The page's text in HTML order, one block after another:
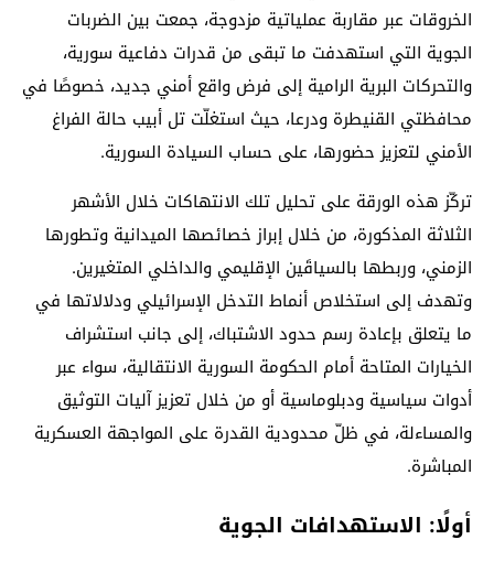
الخروقات عبر مقاربة عملياتية مزدوجة، جمعت بين الضربات
الجوية التي استهدفت ما تبقى من قدرات دفاعية سورية،
والتحركات البرية الرامية إلى فرض واقع أمني جديد، خصوصًا في
محافظتي القنيطرة ودرعا، حيث استغلّت تل أبيب حالة الفراغ
الأمني لتعزيز حضورها، على حساب السيادة السورية.
تركّز هذه الورقة على تحليل تلك الانتهاكات خلال الأشهر
الثلاثة المذكورة، من خلال إبراز خصائصها الميدانية وتطورها
الزمني، وربطها بالسياقَين الإقليمي والداخلي المتغيرين.
وتهدف إلى استخلاص أنماط التدخل الإسرائيلي ودلالاتها في
ما يتعلق بإعادة رسم حدود الاشتباك، إلى جانب استشراف
الخيارات المتاحة أمام الحكومة السورية الانتقالية، سواء عبر
أدوات سياسية ودبلوماسية أو من خلال تعزيز آليات التوثيق
والمساءلة، في ظلّ محدودية القدرة على المواجهة العسكرية
المباشرة.
أولًا: الاستهدافات الجوية